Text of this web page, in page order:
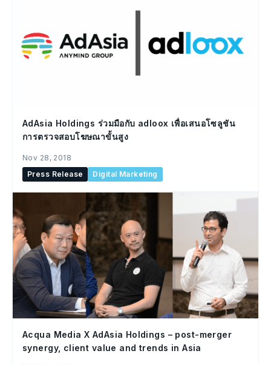
AdAsia Holdings ร่วมมือกับ adloox เพื่อเสนอโซลูชัน
การตรวจสอบโฆษณาขั้นสูง
Nov 28, 2018
Press Release
Digital Marketing
Acqua Media X AdAsia Holdings – post-merger
synergy, client value and trends in Asia